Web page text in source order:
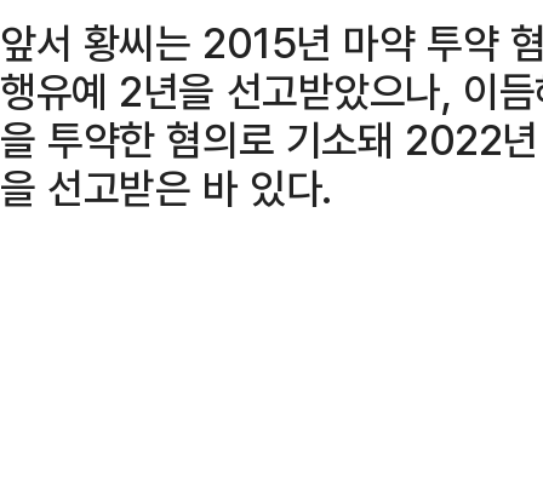
앞서 황씨는 2015년 마약 투약
행유예 2년을 선고받았으나, 이
을 투약한 혐의로 기소돼 2022
을 선고받은 바 있다.